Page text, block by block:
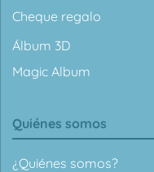
Cheque regalo
Álbum 3D
Magic Album
Quiénes somos
¿Quiénes somos?